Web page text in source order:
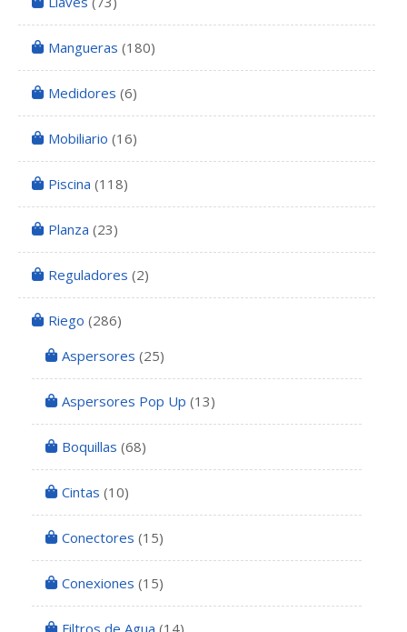
Mangueras (180)
Medidores (6)
Mobiliario (16)
Piscina (118)
Planza (23)
Reguladores (2)
Riego (286)
Aspersores (25)
Aspersores Pop Up (13)
Boquillas (68)
Cintas (10)
Conectores (15)
Conexiones (15)